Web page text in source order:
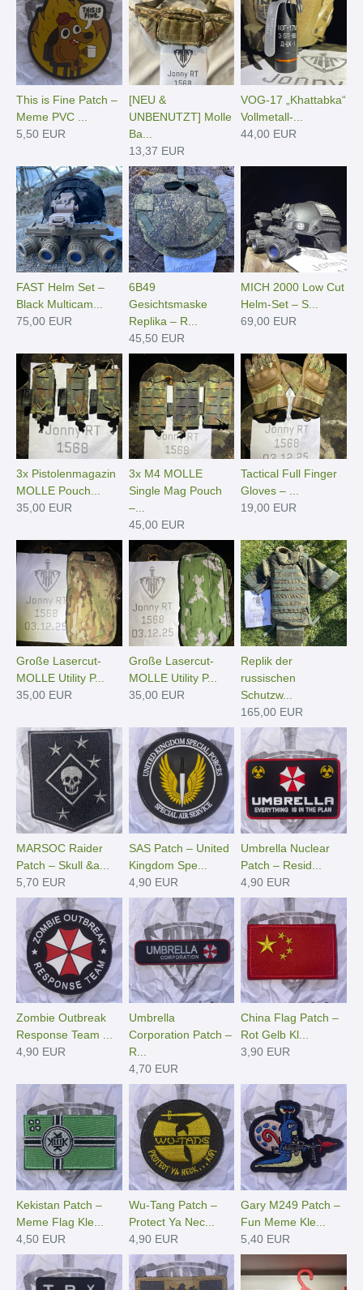
This is Fine Patch –
Meme PVC ...
5,50 EUR
[NEU &
UNBENUTZT] Molle
Ba...
13,37 EUR
VOG-17 „Khattabka“
Vollmetall-...
44,00 EUR
FAST Helm Set –
Black Multicam...
75,00 EUR
6B49
Gesichtsmaske
Replika – R...
45,50 EUR
MICH 2000 Low Cut
Helm-Set – S...
69,00 EUR
3x Pistolenmagazin
MOLLE Pouch...
35,00 EUR
3x M4 MOLLE
Single Mag Pouch
–...
45,00 EUR
Tactical Full Finger
Gloves – ...
19,00 EUR
Große Lasercut-
MOLLE Utility P...
35,00 EUR
Große Lasercut-
MOLLE Utility P...
35,00 EUR
Replik der
russischen
Schutzw...
165,00 EUR
MARSOC Raider
Patch – Skull &a...
5,70 EUR
SAS Patch – United
Kingdom Spe...
4,90 EUR
Umbrella Nuclear
Patch – Resid...
4,90 EUR
Zombie Outbreak
Response Team ...
4,90 EUR
Umbrella
Corporation Patch –
R...
4,70 EUR
China Flag Patch –
Rot Gelb Kl...
3,90 EUR
Kekistan Patch –
Meme Flag Kle...
4,50 EUR
Wu-Tang Patch –
Protect Ya Nec...
4,90 EUR
Gary M249 Patch –
Fun Meme Kle...
5,40 EUR